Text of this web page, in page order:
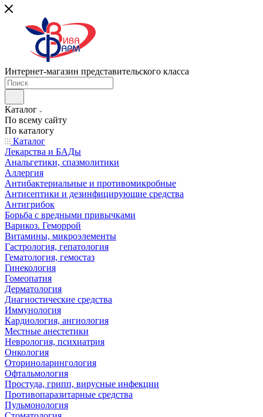
Интернет-магазин представительского класса
Каталог
По всему сайту
По каталогу
Каталог
Лекарства и БАДы
Анальгетики, спазмолитики
Аллергия
Антибактериальные и противомикробные
Антисептики и дезинфицирующие средства
Антигрибок
Борьба с вредными привычками
Варикоз. Геморрой
Витамины, микроэлементы
Гастрология, гепатология
Гематология, гемостаз
Гинекология
Гомеопатия
Дерматология
Диагностические средства
Иммунология
Кардиология, ангиология
Местные анестетики
Неврология, психиатрия
Онкология
Оториноларингология
Офтальмология
Простуда, грипп, вирусные инфекции
Противопаразитарные средства
Пульмонология